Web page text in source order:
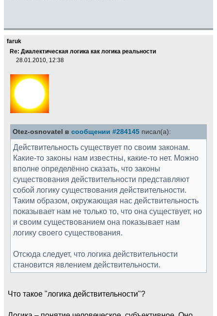
faruk
Re: Диалектическая логика как логика реальности
28.01.2010, 12:38
Otez-osnovatel в сообщении #284145 писал(а):
Действительность существует по своим законам.
Какие-то законы нам известны, какие-то нет. Можно
вполне определённо сказать, что законы
существования действительности представляют
собой логику существования действительности.
Таким образом, окружающая нас действительность
показывает нам не только то, что она существует, но
и своим существованием она показывает нам
логику своего существования.
Отсюда следует, что логика действительности
становится явлением действительности.
Что такое "логика действительности"?